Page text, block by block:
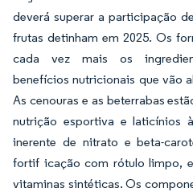
deverá superar a participação
frutas detinham em 2025. Os
cada vez mais os
benefícios nutricionais que vão
As cenouras e as beterrabas
nutrição esportiva e laticínios
inerente de nitrato e beta-
fortif icação com rótulo limpo,
vitaminas sintéticas. Os